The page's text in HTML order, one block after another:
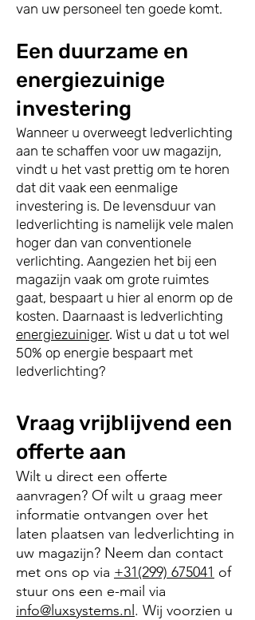
van uw personeel ten goede komt.
Een duurzame en
energiezuinige
investering
Wanneer u overweegt ledverlichting
aan te schaffen voor uw magazijn,
vindt u het vast prettig om te horen
dat dit vaak een eenmalige
investering is. De levensduur van
ledverlichting is namelijk vele malen
hoger dan van conventionele
verlichting. Aangezien het bij een
magazijn vaak om grote ruimtes
gaat, bespaart u hier al enorm op de
kosten. Daarnaast is ledverlichting
energiezuiniger. Wist u dat u tot wel
50% op energie bespaart met
ledverlichting?
Vraag vrijblijvend een
offerte aan
Wilt u direct een offerte
aanvragen? Of wilt u graag meer
informatie ontvangen over het
laten plaatsen van ledverlichting in
uw magazijn? Neem dan contact
met ons op via +31(299) 675041 of
stuur ons een e-mail via
info@luxsystems.nl . Wij voorzien u